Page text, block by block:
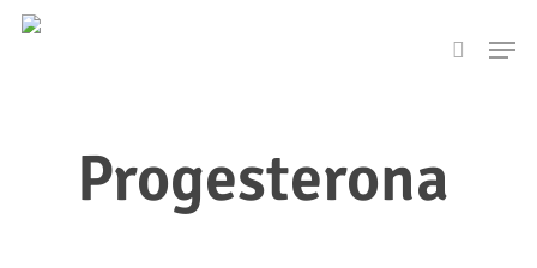
Skip
search
Progesterona